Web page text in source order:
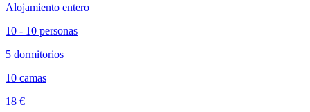
Alojamiento entero
10 - 10 personas
5 dormitorios
10 camas
18 €